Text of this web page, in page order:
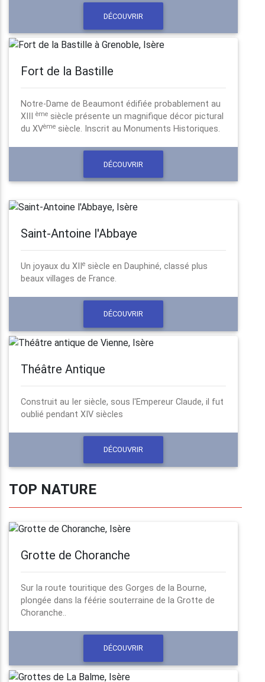
DÉCOUVRIR
Fort de la Bastille
Notre-Dame de Beaumont édifiée probablement au
XIII
ème siècle présente un magnifique décor pictural
du XVème siècle. Inscrit au Monuments Historiques.
DÉCOUVRIR
Saint-Antoine l'Abbaye
Un joyaux du XII e siècle en Dauphiné, classé plus
beaux villages de France.
DÉCOUVRIR
Théâtre Antique
Construit au Ier siècle, sous l'Empereur Claude, il fut
oublié pendant XIV siècles
DÉCOUVRIR
TOP NATURE
Grotte de Choranche
Sur la route touritique des Gorges de la Bourne,
plongée dans la féérie souterraine de la Grotte de
Choranche..
DÉCOUVRIR